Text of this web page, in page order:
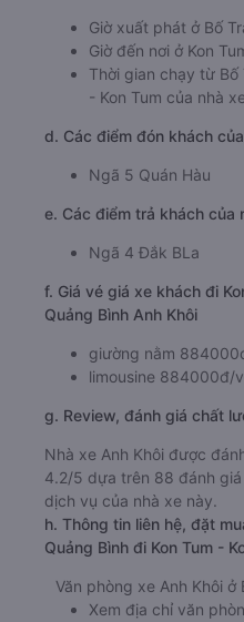
Giờ xuất phát ở Bố
Giờ đến nơi ở Kon
Thời gian chạy từ Bố
- Kon Tum của nhà xe
d. Các điểm đón khách
Ngã 5 Quán Hàu
e. Các điểm trả khách của
Ngã 4 Đắk BLa
f. Giá vé giá xe khách đi
Quảng Bình Anh Khôi
giường nằm
limousine 884000đ/
g. Review, đánh giá chất
Nhà xe Anh Khôi được
4.2/5 dựa trên 88 đánh
dịch vụ của nhà xe này.
h. Thông tin liên hệ, đặt
Quảng Bình đi Kon Tum -
Văn phòng xe Anh Khôi ở
Xem địa chỉ văn